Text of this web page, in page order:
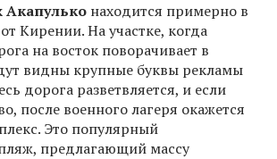
Акапулько находится примерно в
Кирении. На участке, когда
на восток поворачивает в
видны крупные буквы рекламы
дорога разветвляется, и если
после военного лагеря окажется
Это популярный
предлагающий массу